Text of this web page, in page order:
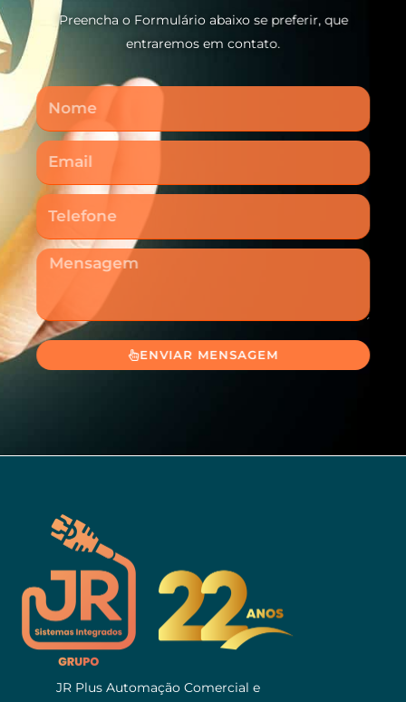
Preencha o Formulário abaixo se preferir, que
entraremos em contato.
Nome
Email
Telefone
Mensagem
ENVIAR MENSAGEM
JR Plus Automação Comercial e